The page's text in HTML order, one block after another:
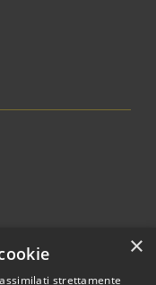
×
strettamente